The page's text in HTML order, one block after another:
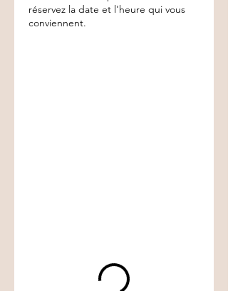
réservez la date et l'heure qui vous
conviennent.